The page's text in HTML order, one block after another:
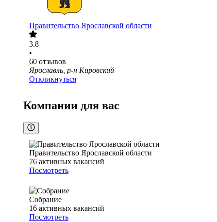
Правительство Ярославской области
3.8
•
60 отзывов
Ярославль, р-н Кировский
Откликнуться
Компании для вас
Правительство Ярославской области
76 активных вакансий
Посмотреть
Собрание
16 активных вакансий
Посмотреть